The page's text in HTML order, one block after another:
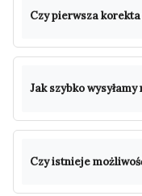
Czy pierwsza
Jak szybko
Czy istnieje